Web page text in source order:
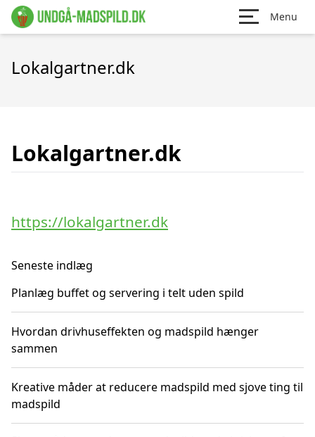
Menu
Lokalgartner.dk
Lokalgartner.dk
https://lokalgartner.dk
Seneste indlæg
Planlæg buffet og servering i telt uden spild
Hvordan drivhuseffekten og madspild hænger
sammen
Kreative måder at reducere madspild med sjove ting til
madspild